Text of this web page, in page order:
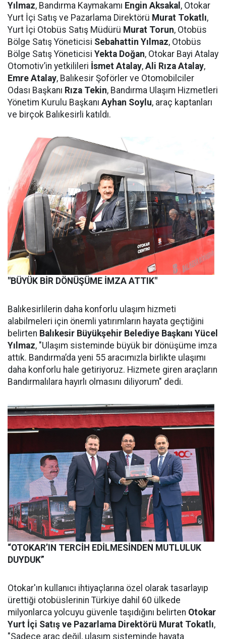
Yılmaz, Bandırma Kaymakamı Engin Aksakal , Otokar
Yurt İçi Satış ve Pazarlama Direktörü Murat Tokatlı,
Yurt İçi Otobüs Satış Müdürü Murat Torun, Otobüs
Bölge Satış Yöneticisi Sebahattin Yılmaz, Otobüs
Bölge Satış Yöneticisi Yekta Doğan, Otokar Bayi Atalay
Otomotiv’in yetkilileri İsmet Atalay, Ali Rıza Atalay,
Emre Atalay, Balıkesir Şoförler ve Otomobilciler
Odası Başkanı Rıza Tekin, Bandırma Ulaşım Hizmetleri
Yönetim Kurulu Başkanı Ayhan Soylu, araç kaptanları
ve birçok Balıkesirli katıldı.
"BÜYÜK BİR DÖNÜŞÜME İMZA ATTIK"
Balıkesirlilerin daha konforlu ulaşım hizmeti
alabilmeleri için önemli yatırımların hayata geçtiğini
belirten Balıkesir Büyükşehir Belediye Başkanı Yücel
Yılmaz, "Ulaşım sisteminde büyük bir dönüşüme imza
attık. Bandırma’da yeni 55 aracımızla birlikte ulaşımı
daha konforlu hale getiriyoruz. Hizmete giren araçların
Bandırmalılara hayırlı olmasını diliyorum" dedi.
“OTOKAR’IN TERCİH EDİLMESİNDEN MUTLULUK
DUYDUK”
Otokar'ın kullanıcı ihtiyaçlarına özel olarak tasarlayıp
ürettiği otobüslerinin Türkiye dahil 60 ülkede
milyonlarca yolcuyu güvenle taşıdığını belirten Otokar
Yurt İçi Satış ve Pazarlama Direktörü Murat Tokatlı,
"Sadece araç değil, ulaşım sisteminde hayata